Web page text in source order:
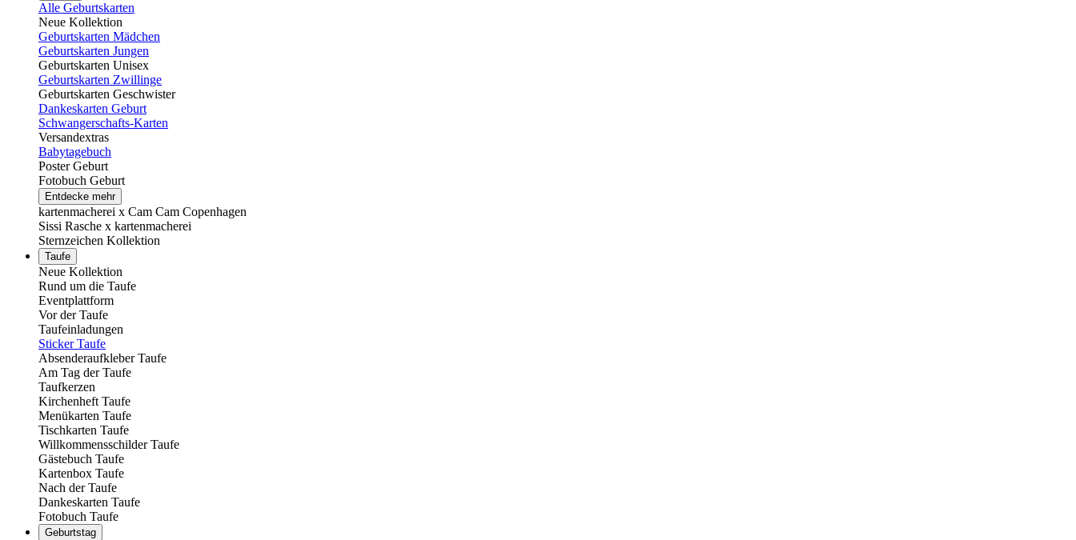
Alle Geburtskarten
Neue Kollektion
Geburtskarten Mädchen
Geburtskarten Jungen
Geburtskarten Unisex
Geburtskarten Zwillinge
Geburtskarten Geschwister
Dankeskarten Geburt
Schwangerschafts-Karten
Versandextras
Babytagebuch
Poster Geburt
Fotobuch Geburt
Entdecke mehr
kartenmacherei x Cam Cam Copenhagen
Sissi Rasche x kartenmacherei
Sternzeichen Kollektion
Taufe
Neue Kollektion
Rund um die Taufe
Eventplattform
Vor der Taufe
Taufeinladungen
Sticker Taufe
Absenderaufkleber Taufe
Am Tag der Taufe
Taufkerzen
Kirchenheft Taufe
Menükarten Taufe
Tischkarten Taufe
Willkommensschilder Taufe
Gästebuch Taufe
Kartenbox Taufe
Nach der Taufe
Dankeskarten Taufe
Fotobuch Taufe
Geburtstag